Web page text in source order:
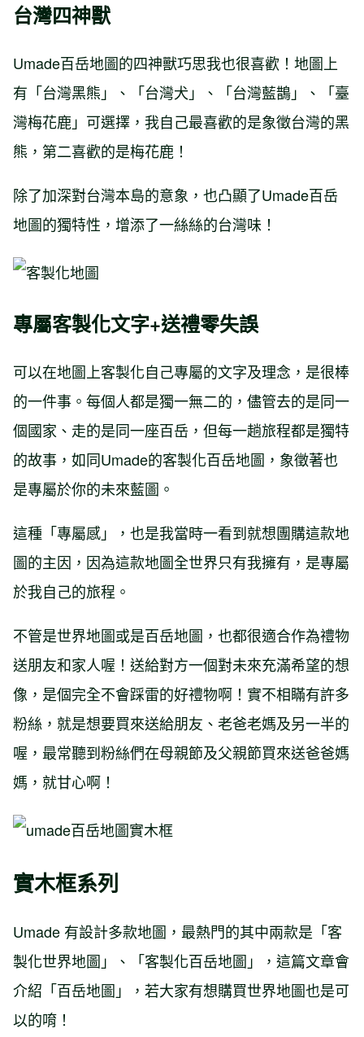
台灣四神獸
Umade百岳地圖的四神獸巧思我也很喜歡！地圖上
有「台灣黑熊」、「台灣犬」、「台灣藍鵲」、「臺
灣梅花鹿」可選擇，我自己最喜歡的是象徵台灣的黑
熊，第二喜歡的是梅花鹿！
除了加深對台灣本島的意象，也凸顯了Umade百岳
地圖的獨特性，增添了一絲絲的台灣味！
專屬客製化文字+送禮零失誤
可以在地圖上客製化自己專屬的文字及理念，是很棒
的一件事。每個人都是獨一無二的，儘管去的是同一
個國家、走的是同一座百岳，但每一趟旅程都是獨特
的故事，如同Umade的客製化百岳地圖，象徵著也
是專屬於你的未來藍圖。
這種「專屬感」，也是我當時一看到就想團購這款地
圖的主因，因為這款地圖全世界只有我擁有，是專屬
於我自己的旅程。
不管是世界地圖或是百岳地圖，也都很適合作為禮物
送朋友和家人喔！送給對方一個對未來充滿希望的想
像，是個完全不會踩雷的好禮物啊！實不相瞞有許多
粉絲，就是想要買來送給朋友、老爸老媽及另一半的
喔，最常聽到粉絲們在母親節及父親節買來送爸爸媽
媽，就甘心啊！
實木框系列
Umade 有設計多款地圖，最熱門的其中兩款是「客
製化世界地圖」、「客製化百岳地圖」，這篇文章會
介紹「百岳地圖」，若大家有想購買世界地圖也是可
以的唷！